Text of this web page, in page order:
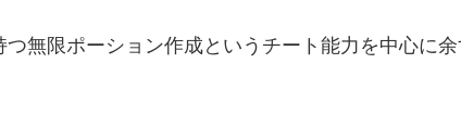
つ無限ポーション作成というチート能力を中心に